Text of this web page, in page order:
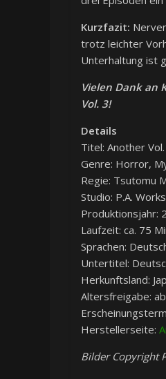
Kurzfazit:
trotz leichter
Unterhaltung ist
Vielen Dank an
Vol. 3!
Details
Titel: Another Vol.
Genre: Horror,
Regie: Tsutomu
Studio: P.A. Works
Produktionsjahr:
Laufzeit: ca. 75
Sprachen:
Untertitel:
Herkunftsland:
Altersfreigabe:
Herstellerseite:
Bilder Copyright